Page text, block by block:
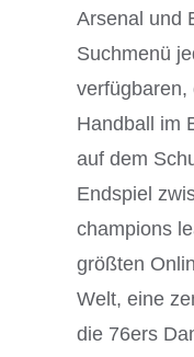
Arsenal und
Suchmenü
verfügbaren,
Handball im
auf dem
Endspiel
champions
größten
Welt, eine
die 76ers